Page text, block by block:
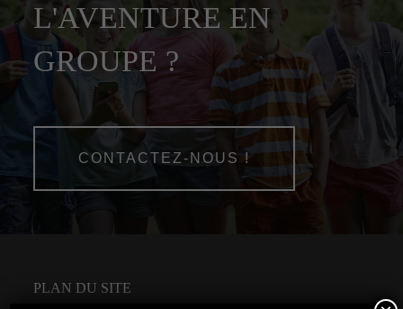
L'AVENTURE EN
GROUPE ?
CONTACTEZ-NOUS !
PLAN DU SITE